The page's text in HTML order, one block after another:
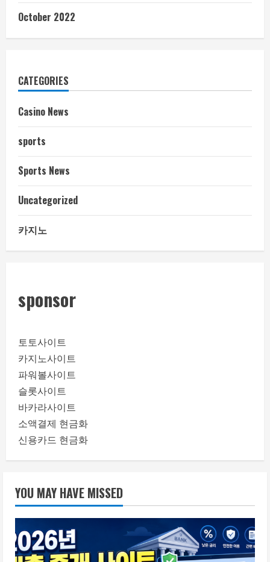
October 2022
CATEGORIES
Casino News
sports
Sports News
Uncategorized
카지노
sponsor
토토사이트
카지노사이트
파워볼사이트
슬롯사이트
바카라사이트
소액결제 현금화
신용카드 현금화
YOU MAY HAVE MISSED